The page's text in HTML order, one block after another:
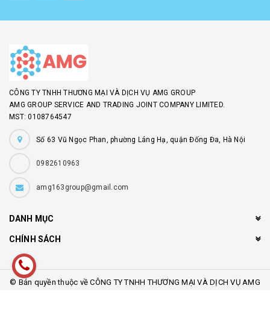
CÔNG TY TNHH THƯƠNG MẠI VÀ DỊCH VỤ AMG GROUP
AMG GROUP SERVICE AND TRADING JOINT COMPANY LIMITED.
MST: 0108764547
Số 63 Vũ Ngọc Phan, phường Láng Hạ, quận Đống Đa, Hà Nội
0982610963
amg163group@gmail.com
DANH MỤC
CHÍNH SÁCH
© Bản quyền thuộc về CÔNG TY TNHH THƯƠNG MẠI VÀ DỊCH VỤ AMG